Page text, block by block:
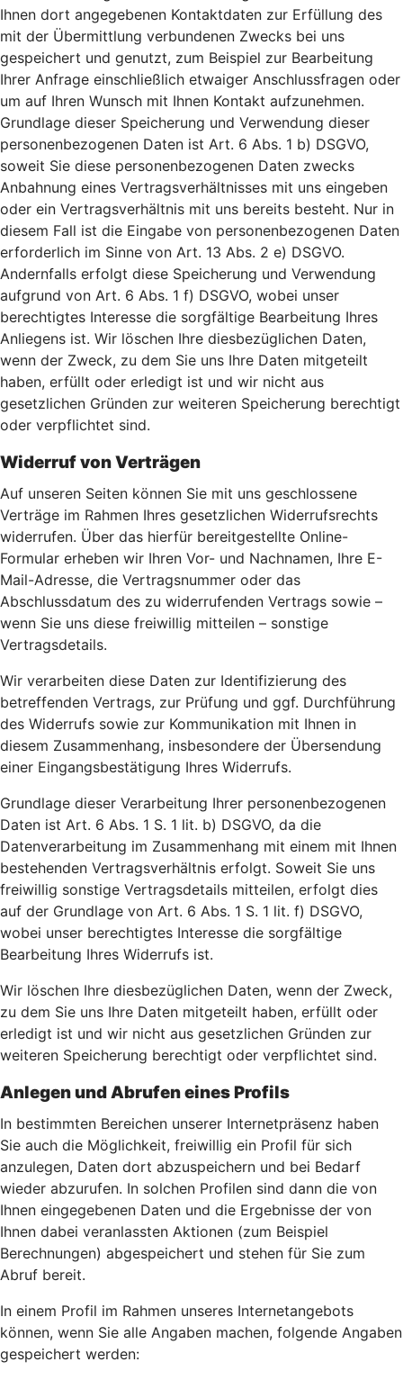
Ihnen dort angegebenen Kontaktdaten zur Erfüllung des
mit der Übermittlung verbundenen Zwecks bei uns
gespeichert und genutzt, zum Beispiel zur Bearbeitung
Ihrer Anfrage einschließlich etwaiger Anschlussfragen oder
um auf Ihren Wunsch mit Ihnen Kontakt aufzunehmen.
Grundlage dieser Speicherung und Verwendung dieser
personenbezogenen Daten ist Art. 6 Abs. 1 b) DSGVO,
soweit Sie diese personenbezogenen Daten zwecks
Anbahnung eines Vertragsverhältnisses mit uns eingeben
oder ein Vertragsverhältnis mit uns bereits besteht. Nur in
diesem Fall ist die Eingabe von personenbezogenen Daten
erforderlich im Sinne von Art. 13 Abs. 2 e) DSGVO.
Andernfalls erfolgt diese Speicherung und Verwendung
aufgrund von Art. 6 Abs. 1 f) DSGVO, wobei unser
berechtigtes Interesse die sorgfältige Bearbeitung Ihres
Anliegens ist. Wir löschen Ihre diesbezüglichen Daten,
wenn der Zweck, zu dem Sie uns Ihre Daten mitgeteilt
haben, erfüllt oder erledigt ist und wir nicht aus
gesetzlichen Gründen zur weiteren Speicherung berechtigt
oder verpflichtet sind.
Widerruf von Verträgen
Auf unseren Seiten können Sie mit uns geschlossene
Verträge im Rahmen Ihres gesetzlichen Widerrufsrechts
widerrufen. Über das hierfür bereitgestellte Online-
Formular erheben wir Ihren Vor- und Nachnamen, Ihre E-
Mail-Adresse, die Vertragsnummer oder das
Abschlussdatum des zu widerrufenden Vertrags sowie –
wenn Sie uns diese freiwillig mitteilen – sonstige
Vertragsdetails.
Wir verarbeiten diese Daten zur Identifizierung des
betreffenden Vertrags, zur Prüfung und ggf. Durchführung
des Widerrufs sowie zur Kommunikation mit Ihnen in
diesem Zusammenhang, insbesondere der Übersendung
einer Eingangsbestätigung Ihres Widerrufs.
Grundlage dieser Verarbeitung Ihrer personenbezogenen
Daten ist Art. 6 Abs. 1 S. 1 lit. b) DSGVO, da die
Datenverarbeitung im Zusammenhang mit einem mit Ihnen
bestehenden Vertragsverhältnis erfolgt. Soweit Sie uns
freiwillig sonstige Vertragsdetails mitteilen, erfolgt dies
auf der Grundlage von Art. 6 Abs. 1 S. 1 lit. f) DSGVO,
wobei unser berechtigtes Interesse die sorgfältige
Bearbeitung Ihres Widerrufs ist.
Wir löschen Ihre diesbezüglichen Daten, wenn der Zweck,
zu dem Sie uns Ihre Daten mitgeteilt haben, erfüllt oder
erledigt ist und wir nicht aus gesetzlichen Gründen zur
weiteren Speicherung berechtigt oder verpflichtet sind.
Anlegen und Abrufen eines Profils
In bestimmten Bereichen unserer Internetpräsenz haben
Sie auch die Möglichkeit, freiwillig ein Profil für sich
anzulegen, Daten dort abzuspeichern und bei Bedarf
wieder abzurufen. In solchen Profilen sind dann die von
Ihnen eingegebenen Daten und die Ergebnisse der von
Ihnen dabei veranlassten Aktionen (zum Beispiel
Berechnungen) abgespeichert und stehen für Sie zum
Abruf bereit.
In einem Profil im Rahmen unseres Internetangebots
können, wenn Sie alle Angaben machen, folgende Angaben
gespeichert werden: